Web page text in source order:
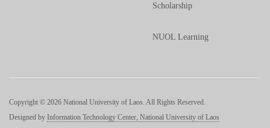
Scholarship
NUOL Learning
Copyright © 2026 National University of Laos. All Rights Reserved.
Designed by Information Technology Center, National University of Laos